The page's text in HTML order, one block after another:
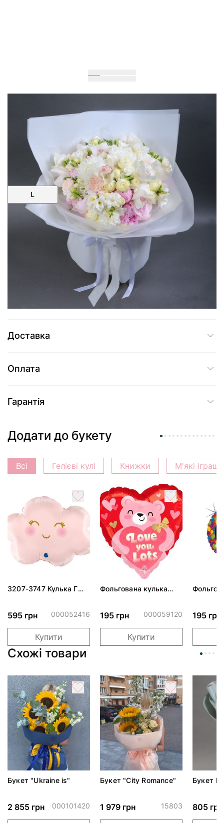
Очікується
50 см
L
10 635 грн
Додати до кошика
Купити в один клік
Доставка
Оплата
Гарантія
Додати до букету
Всі Гелієві кулі Книжки М'які
3207-3747 Кулька Г
595 грн 000052416
Купити
Фольгована кулька
195 грн 000059120
Купити
195 грн
Схожі товари
Букет "Ukraine is"
2 855 грн 000101420
Букет "City Romance"
1 979 грн 15803
Букет
805 грн